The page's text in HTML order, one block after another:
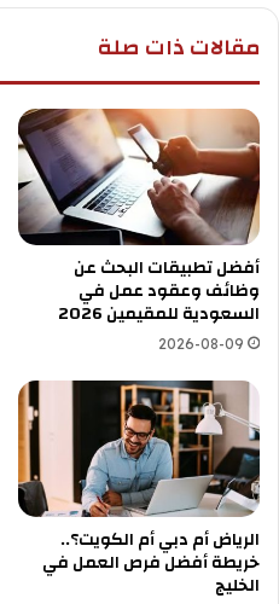
مقالات ذات صلة
أفضل تطبيقات البحث عن
وظائف وعقود عمل في
السعودية للمقيمين 2026
2026-08-09
الرياض أم دبي أم الكويت؟..
خريطة أفضل فرص العمل في
الخليج